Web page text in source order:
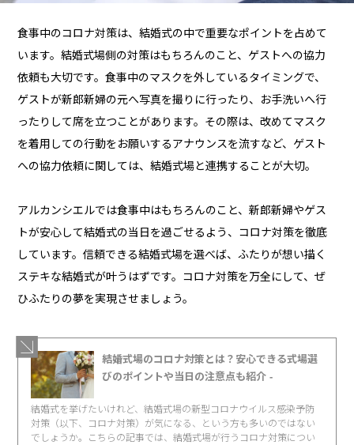
食事中のコロナ対策は、結婚式の中で重要なポイントを占めて
います。結婚式場側の対策はもちろんのこと、ゲストへの協力
依頼も大切です。食事中のマスクを外しているタイミングで、
ゲストが新郎新婦の元へ写真を撮りに行ったり、お手洗いへ行
ったりして席を立つことがあります。その際は、改めてマスク
を着用しての行動をお願いするアナウンスを流すなど、ゲスト
への協力依頼に関しては、結婚式場と連携することが大切。
アルカンシエルでは食事中はもちろんのこと、新郎新婦やゲス
トが安心して結婚式の当日を過ごせるよう、コロナ対策を徹底
しています。信頼できる結婚式場を選べば、ふたりが想い描く
ステキな結婚式が叶うはずです。コロナ対策を万全にして、ぜ
ひふたりの夢を実現させましょう。
結婚式場のコロナ対策とは？安心できる式場選
びのポイントや当日の注意点も紹介 -
結婚式を挙げたいけれど、結婚式場の新型コロナウイルス感染予防
対策（以下、コロナ対策）が気になる、という方も多いのではない
でしょうか。こちらの記事では、結婚式場が行うコロナ対策につい